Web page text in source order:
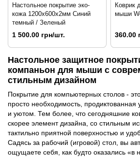
Настольное покрытие эко-
кожа 1200х600х2мм Синий
темный / Зеленый
1 500.00 грн/шт.
Коврик
мыши
360.00
Настольное защитное
компаньон для мыши с
стильным дизайном
Покрытие для компьютерных столов -
просто необходимость, продиктованная
и уютом. Тем более, что сегодняшние
скорее элемент дизайна, со стильным
тактильно приятной поверхностью и
Садясь за рабочий (игровой) стол, вы
ощущаете себя, как будто оказались «в